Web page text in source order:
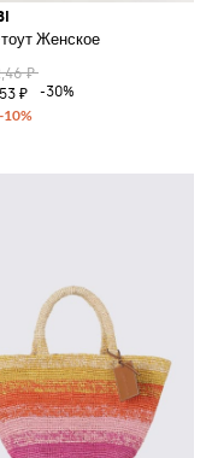
рафии с клапаном и
Женское
₽
₽
-30%